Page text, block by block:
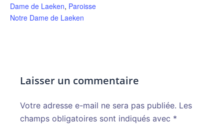
Dame de Laeken, Paroisse
Notre Dame de Laeken
Laisser un commentaire
Votre adresse e-mail ne sera pas publiée. Les
champs obligatoires sont indiqués avec *
Alternative: